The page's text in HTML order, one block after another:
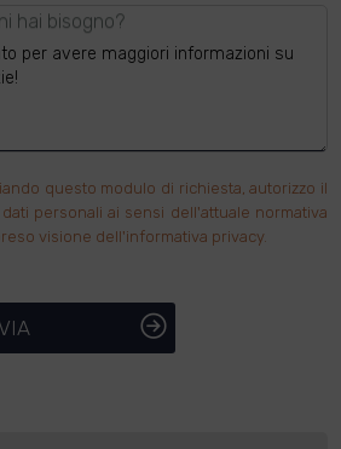
hai bisogno?
questo modulo di richiesta, autorizzo il
personali ai sensi dell'attuale normativa
visione dell'informativa privacy.